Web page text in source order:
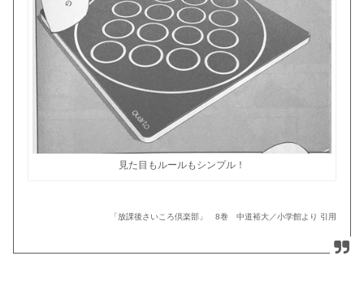
見た目もルールもシンプル！
「放課後さいころ倶楽部」 8巻 中道裕大／小学館より 引用